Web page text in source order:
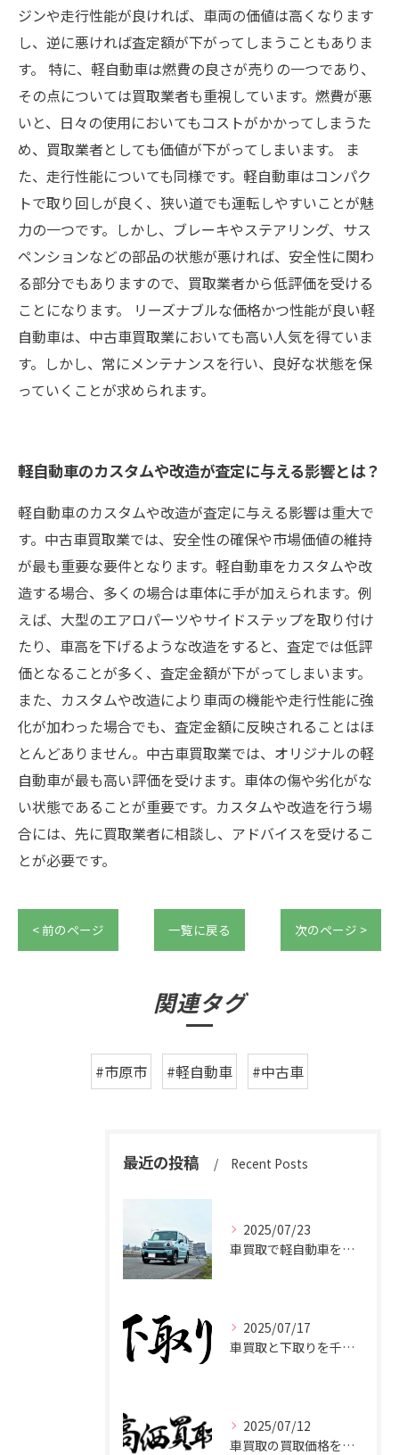
ジンや走行性能が良ければ、車両の価値は高くなります
し、逆に悪ければ査定額が下がってしまうこともありま
す。 特に、軽自動車は燃費の良さが売りの一つであり、
その点については買取業者も重視しています。燃費が悪
いと、日々の使用においてもコストがかかってしまうた
め、買取業者としても価値が下がってしまいます。 ま
た、走行性能についても同様です。軽自動車はコンパク
トで取り回しが良く、狭い道でも運転しやすいことが魅
力の一つです。しかし、ブレーキやステアリング、サス
ペンションなどの部品の状態が悪ければ、安全性に関わ
る部分でもありますので、買取業者から低評価を受ける
ことになります。 リーズナブルな価格かつ性能が良い軽
自動車は、中古車買取業においても高い人気を得ていま
す。しかし、常にメンテナンスを行い、良好な状態を保
っていくことが求められます。
軽自動車のカスタムや改造が査定に与える影響とは？
軽自動車のカスタムや改造が査定に与える影響は重大で
す。中古車買取業では、安全性の確保や市場価値の維持
が最も重要な要件となります。軽自動車をカスタムや改
造する場合、多くの場合は車体に手が加えられます。例
えば、大型のエアロパーツやサイドステップを取り付け
たり、車高を下げるような改造をすると、査定では低評
価となることが多く、査定金額が下がってしまいます。
また、カスタムや改造により車両の機能や走行性能に強
化が加わった場合でも、査定金額に反映されることはほ
とんどありません。中古車買取業では、オリジナルの軽
自動車が最も高い評価を受けます。車体の傷や劣化がな
い状態であることが重要です。カスタムや改造を行う場
合には、先に買取業者に相談し、アドバイスを受けるこ
とが必要です。
< 前のページ 一覧に戻る 次のページ >
関連タグ
#市原市 #軽自動車 #中古車
最近の投稿 Recent Posts
2025/07/23
車買取で軽自動車を千葉県市原市で高く売るための相場と査定ポイント
2025/07/17
車買取と下取りを千葉県市原市で賢く使い分けて高く売るコツ
2025/07/12
車買取の買取価格を千葉県市原市で高くするための業者選びと査定比較ポイント